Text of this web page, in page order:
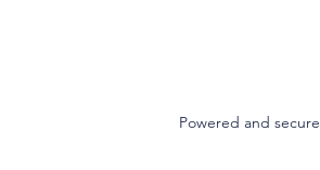
Powered and